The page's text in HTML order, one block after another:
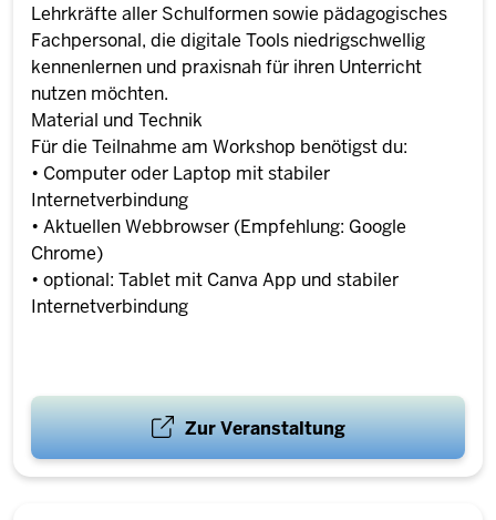
Lehrkräfte aller Schulformen sowie pädagogisches
Fachpersonal, die digitale Tools niedrigschwellig
kennenlernen und praxisnah für ihren Unterricht
nutzen möchten.
Material und Technik
Für die Teilnahme am Workshop benötigst du:
• Computer oder Laptop mit stabiler
Internetverbindung
• Aktuellen Webbrowser (Empfehlung: Google
Chrome)
• optional: Tablet mit Canva App und stabiler
Internetverbindung
Zur Veranstaltung